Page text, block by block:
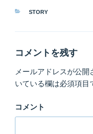
カ
STORY
コメントを残す
メールアドレスが公開
いている欄は必須項目
コメント